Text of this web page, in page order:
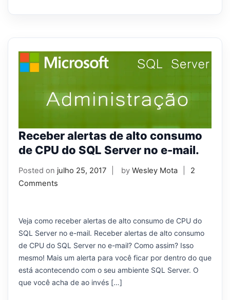
Receber alertas de alto consumo
de CPU do SQL Server no e-mail.
Posted on julho 25, 2017 by Wesley Mota
2
Comments
Veja como receber alertas de alto consumo de CPU do
SQL Server no e-mail. Receber alertas de alto consumo
de CPU do SQL Server no e-mail? Como assim? Isso
mesmo! Mais um alerta para você ficar por dentro do que
está acontecendo com o seu ambiente SQL Server. O
que você acha de ao invés […]